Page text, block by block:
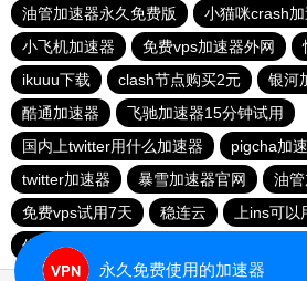
油管加速器永久免费版
小猫咪crash加
小飞机加速器
免费vps加速器外网
ikuuu下载
clash节点购买2元
银河
酷通加速器
飞驰加速器15分钟试用
国内上twitter用什么加速器
pigcha加
twitter加速器
暴雪加速器官网 油
免费vps试用7天
稳连云
上ins可以
佛跳墙vp官方下载2024
永久免费使用的加速器